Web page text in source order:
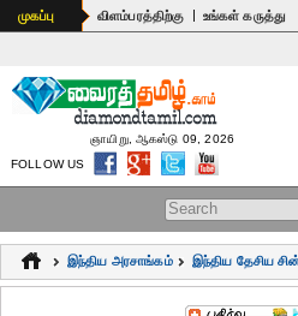
முகப்பு விளம்பரத்திற்கு | உங்கள் கருத்து
Search form
ஞாயிறு, ஆகஸ்டு 09, 2026
FOLLOW US
இந்திய அரசாங்கம் இந்திய தேசிய